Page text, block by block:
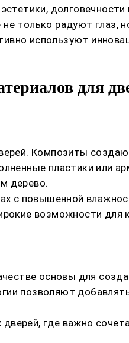
только радуют глаз,
используют
для
Композиты
пластики
дерево.
с повышенной
возможности для
основы для
позволяют
где важно